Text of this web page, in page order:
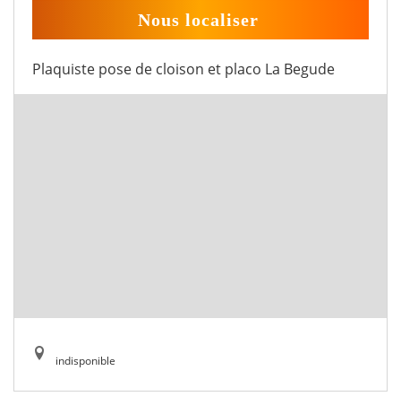
Nous localiser
Plaquiste pose de cloison et placo La Begude
indisponible